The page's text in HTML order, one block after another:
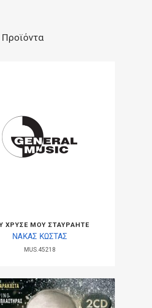
ΧΡΥΣΕ ΜΟΥ ΣΤΑΥΡΑΗΤΕ
ΝΑΚΑΣ ΚΩΣΤΑΣ
MUS.45218